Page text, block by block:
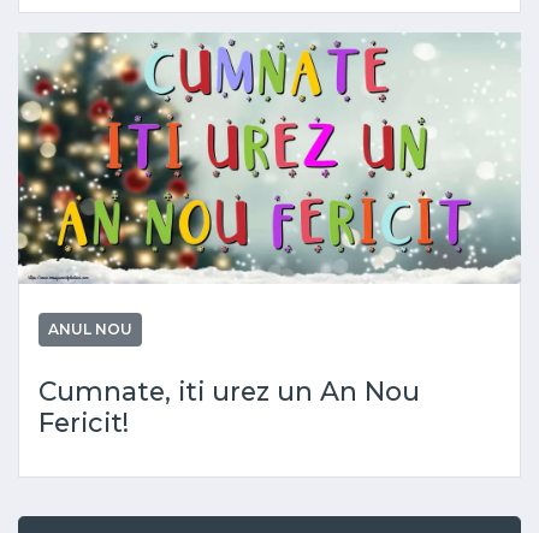
ANUL NOU
Cumnate, iti urez un An Nou
Fericit!